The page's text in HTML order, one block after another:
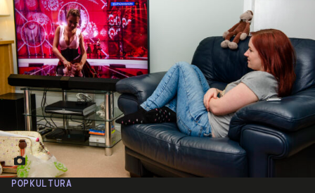
POPKULTURA
Fot. Son of Groucho/flickr.com